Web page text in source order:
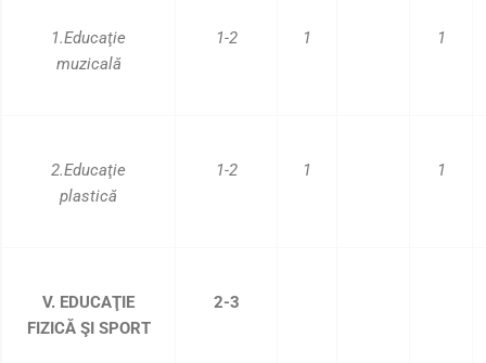
1.Educaţie
muzicală
1-2 1 1
2.Educaţie
plastică
1-2 1 1
V. EDUCAŢIE
FIZICĂ ŞI SPORT
2-3